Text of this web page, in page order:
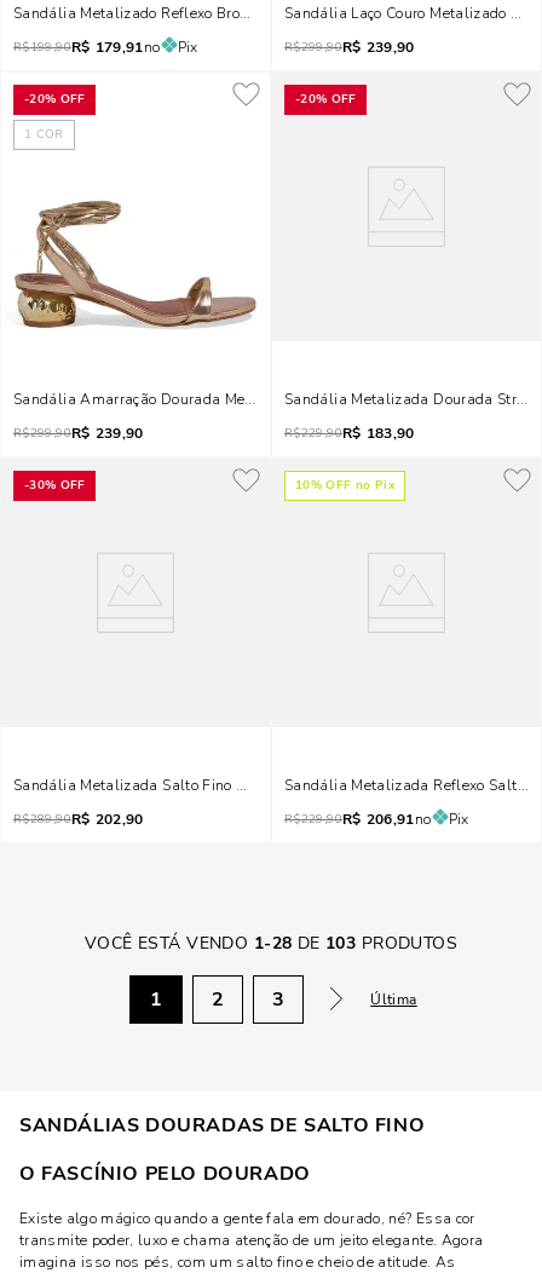
Sandália Metalizado Reflexo Bronze Salto Fino
R$199,90R$ 179,91no Pix
Sandália Laço Couro Metalizado
R$299,90R$ 239,90
-20% OFF
1 COR
Sandália Amarração Dourada Metalizada Salto Grosso
R$299,90R$ 239,90
-20% OFF
Sandália Metalizada Dourada
R$229,90R$ 183,90
-30% OFF
Sandália Metalizada Salto Fino Dourada
R$289,90R$ 202,90
10% OFF no Pix
Sandália Metalizada Reflexo Salto
R$229,90R$ 206,91no Pix
VOCÊ ESTÁ VENDO 1-28 DE 103 PRODUTOS
1 2 3 Última
SANDÁLIAS DOURADAS DE SALTO FINO
O FASCÍNIO PELO DOURADO
Existe algo mágico quando a gente fala em dourado, né? Essa cor
transmite poder, luxo e chama atenção de um jeito elegante. Agora
imagina isso nos pés, com um salto fino e cheio de atitude. As